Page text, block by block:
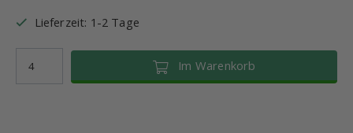
Lieferzeit: 1-2 Tage
Im Warenkorb